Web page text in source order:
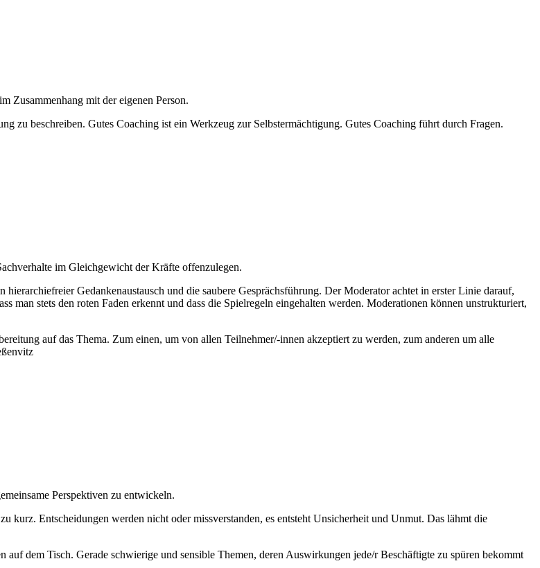
Zusammenhang mit der eigenen Person.
zu beschreiben. Gutes Coaching ist ein Werkzeug zur Selbstermächtigung. Gutes Coaching führt durch Fragen.
im Gleichgewicht der Kräfte offenzulegen.
Gedankenaustausch und die saubere Gesprächsführung. Der Moderator achtet in erster Linie darauf,
man stets den roten Faden erkennt und dass die Spielregeln eingehalten werden. Moderationen können unstrukturiert,
auf das Thema. Zum einen, um von allen Teilnehmer/-innen akzeptiert zu werden, zum anderen um alle
Perspektiven zu entwickeln.
Entscheidungen werden nicht oder missverstanden, es entsteht Unsicherheit und Unmut. Das lähmt die
dem Tisch. Gerade schwierige und sensible Themen, deren Auswirkungen jede/r Beschäftigte zu spüren bekommt